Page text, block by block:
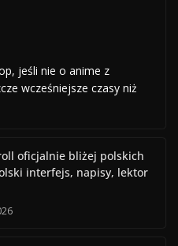
jeśli nie o anime z
wcześniejsze czasy niż
oficjalnie bliżej polskich
interfejs, napisy, lektor